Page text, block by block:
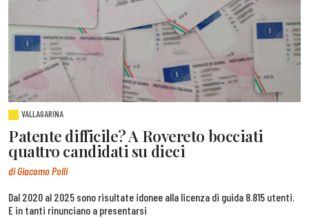
VALLAGARINA
Patente difficile? A Rovereto bocciati
quattro candidati su dieci
di Giacomo Polli
Dal 2020 al 2025 sono risultate idonee alla licenza di guida 8.815 utenti.
E in tanti rinunciano a presentarsi